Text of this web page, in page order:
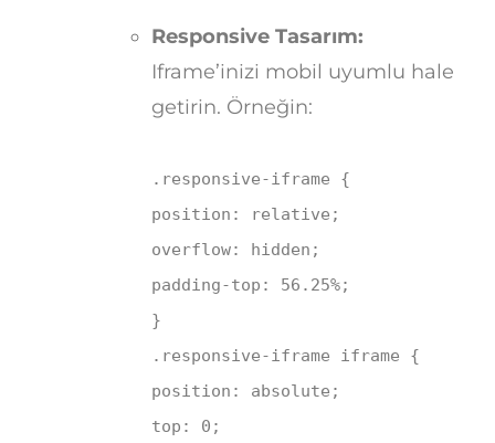
Responsive Tasarım:
Iframe’inizi mobil uyumlu hale
getirin. Örneğin:
.responsive-iframe {
position : relative;
overflow: hidden;
padding-top : 56.25%;
}
.responsive-iframe
iframe {
position : absolute;
top : 0 ;